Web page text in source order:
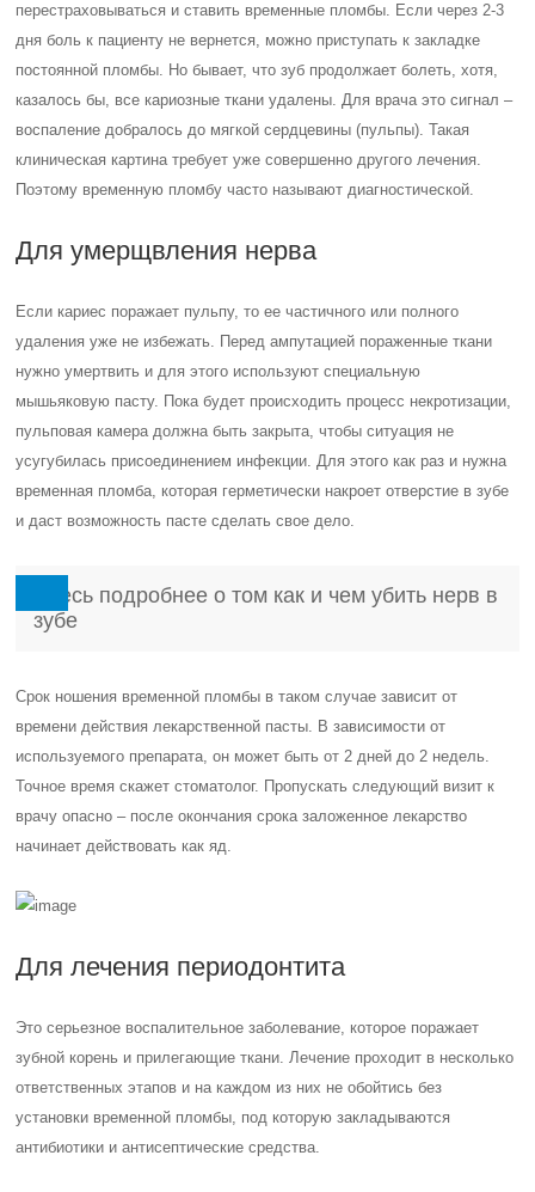
перестраховываться и ставить временные пломбы. Если через 2-3
дня боль к пациенту не вернется, можно приступать к закладке
постоянной пломбы. Но бывает, что зуб продолжает болеть, хотя,
казалось бы, все кариозные ткани удалены. Для врача это сигнал –
воспаление добралось до мягкой сердцевины (пульпы). Такая
клиническая картина требует уже совершенно другого лечения.
Поэтому временную пломбу часто называют диагностической.
Для умерщвления нерва
Если кариес поражает пульпу, то ее частичного или полного
удаления уже не избежать. Перед ампутацией пораженные ткани
нужно умертвить и для этого используют специальную
мышьяковую пасту. Пока будет происходить процесс некротизации,
пульповая камера должна быть закрыта, чтобы ситуация не
усугубилась присоединением инфекции. Для этого как раз и нужна
временная пломба, которая герметически накроет отверстие в зубе
и даст возможность пасте сделать свое дело.
Здесь подробнее о том как и чем убить нерв в
зубе
Срок ношения временной пломбы в таком случае зависит от
времени действия лекарственной пасты. В зависимости от
используемого препарата, он может быть от 2 дней до 2 недель.
Точное время скажет стоматолог. Пропускать следующий визит к
врачу опасно – после окончания срока заложенное лекарство
начинает действовать как яд.
Для лечения периодонтита
Это серьезное воспалительное заболевание, которое поражает
зубной корень и прилегающие ткани. Лечение проходит в несколько
ответственных этапов и на каждом из них не обойтись без
установки временной пломбы, под которую закладываются
антибиотики и антисептические средства.